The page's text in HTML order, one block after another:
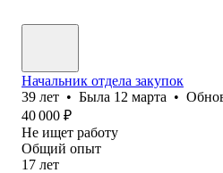
Начальник отдела закупок
39 лет • Была 12 марта •
40 000 ₽
Не ищет работу
Общий опыт
17 лет